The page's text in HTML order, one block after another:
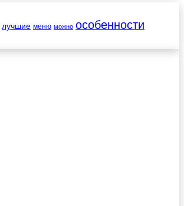
лучшие меню можно особенности